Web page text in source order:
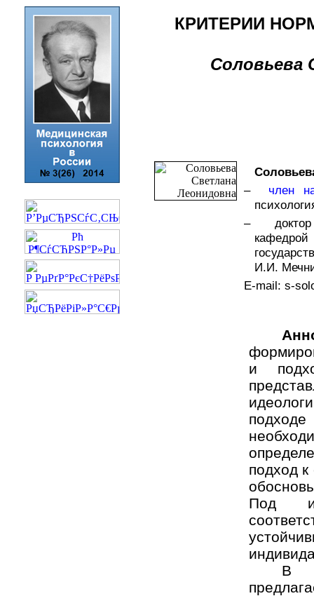
КРИТЕРИИ
Соловьева
– член
– доктор
И.И.
E-mail: s-
и
подход
Под
В